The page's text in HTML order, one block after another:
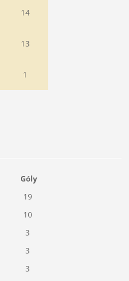
14
13
1
Góly
19
10
3
3
3